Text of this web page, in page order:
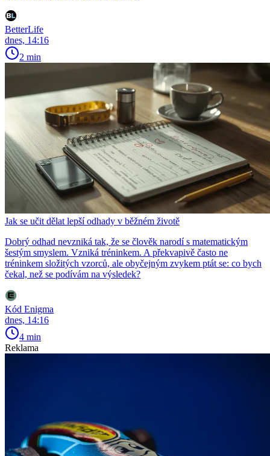
BetterLife
dnes, 14:16
2 min
Jak se učit dělat lepší odhady v běžném životě
Dobrý odhad nevzniká tak, že se člověk narodí s matematickým
šestým smyslem. Vzniká tréninkem. A překvapivě často ne
tréninkem složitých vzorců, ale obyčejným zvykem ptát se: co bych
čekal, než se podívám na výsledek?
Kód Enigma
dnes, 14:16
4 min
Reklama